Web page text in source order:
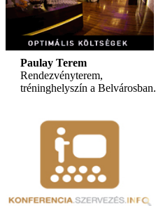
Paulay Terem
Rendezvényterem,
tréninghelyszín a Belvárosban.